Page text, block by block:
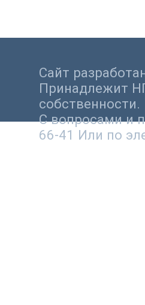
Сайт
Принадлежит
собственности.
С вопросами и
66-41 Или по